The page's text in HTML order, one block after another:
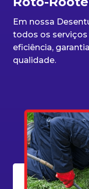
Em nossa
todos os
eficiência,
qualidade.